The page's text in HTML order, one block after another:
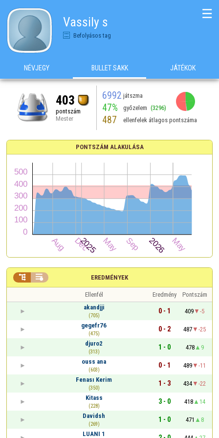
Vassily s
Befolyásos tag
☰
NÉVJEGY BULLET SAKK JÁTÉKOK
403
pontszám
Mester
6992 játszma
47% győzelem (3296)
487 ellenfelek átlagos pontszáma
PONTSZÁM ALAKULÁSA
EREDMÉNYEK
 
Ellenfél Eredmény
Pontszám
akandjji
(705)
0 - 1 409
-5
gegefr76
(475)
0 - 2 487
-25
djuro2
(313)
1 - 0 478
9
ouss ana
(603)
0 - 1 489
-11
Fenası Kerim
(350)
1 - 3 434
-22
Kitass
(228)
3 - 0 418
14
Davidsh
(269)
1 - 0 471
8
LUANI 1